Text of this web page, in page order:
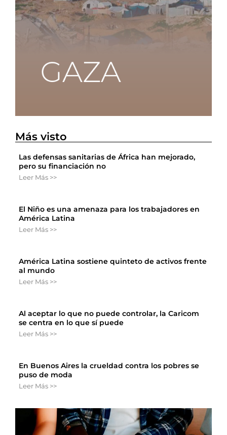
Más visto
Las defensas sanitarias de África han mejorado,
pero su financiación no
Leer Más >>
El Niño es una amenaza para los trabajadores en
América Latina
Leer Más >>
América Latina sostiene quinteto de activos frente
al mundo
Leer Más >>
Al aceptar lo que no puede controlar, la Caricom
se centra en lo que sí puede
Leer Más >>
En Buenos Aires la crueldad contra los pobres se
puso de moda
Leer Más >>